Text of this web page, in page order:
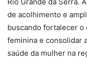
Rio Grande da Serra.
de acolhimento e
buscando fortalecer o
feminina e consolidar
saúde da mulher na